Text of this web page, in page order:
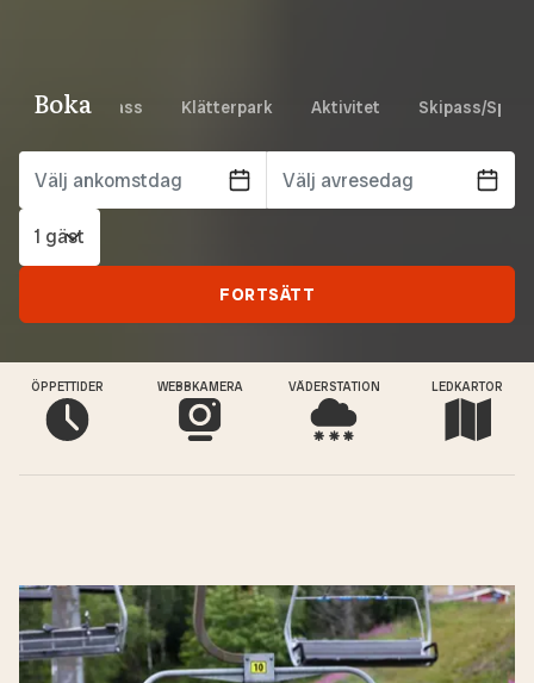
BokaTrailpass Klätterpark Aktivitet Skipass/
1 gäst
FORTSÄTT
ÖPPETTIDER WEBBKAMERA VÄDERSTATION LEDKARTOR